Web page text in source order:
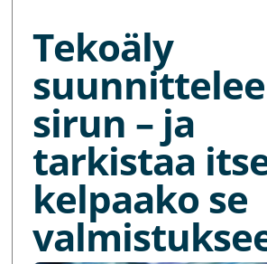
Tekoäly
suunnittelee
sirun – ja
tarkistaa
kelpaako se